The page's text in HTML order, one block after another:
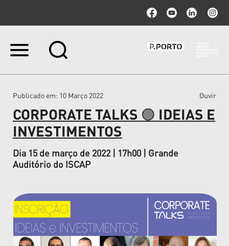
Ir
Ir
navegação
Publicado em: 10 Março 2022 Ouvir
CORPORATE TALKS 🟣 IDEIAS E
INVESTIMENTOS
Dia 15 de março de 2022 | 17h00 | Grande
Auditório do ISCAP